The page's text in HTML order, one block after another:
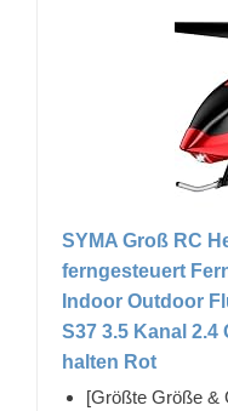
SYMA Groß RC
ferngesteuert
Indoor Outdoor
S37 3.5 Kanal
halten Rot
[Größte Größe &